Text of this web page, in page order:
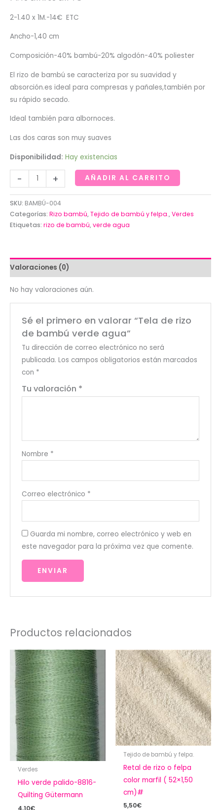
2-1.40 x 1M.-14€ ETC
Ancho-1,40 cm
Composición-40% bambú-20% algodón-40% poliester
El rizo de bambú se caracteriza por su suavidad y
absorción.es ideal para compresas y pañales,también por
su rápido secado.
Ideal también para albornoces.
Las dos caras son muy suaves
Disponibilidad: Hay existencias
-
de
rizo
de
bambú
cantidad
+ AÑADIR AL CARRITO
SKU: BAMBÚ-004
Categorías: Rizo bambú,Tejido de bambú y felpa.,Verdes
Etiquetas: rizo de bambú,verde agua
Valoraciones (0)
No hay valoraciones aún.
Sé el primero en valorar “Tela de rizo
de bambú verde agua”
Tu dirección de correo electrónico no será
publicada. Los campos obligatorios están marcados
con *
Tu valoración *
Nombre *
Correo electrónico *
Guarda mi nombre, correo electrónico y web en
este navegador para la próxima vez que comente.
Productos relacionados
Verdes
Hilo verde palido-8816-
Quilting Gütermann
4,10€
Tejido de bambú y felpa.
Retal de rizo o felpa
color marfil ( 52×1,50
cm)#
5,50€